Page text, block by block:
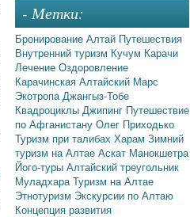
- Метки:
Бронирование Алтай Путешествия
Внутренний туризм Кучум Карачи
Лечение Оздоровление
Карачинская Алтайский Марс
ЭкотропаДжангыз-Тобе
Квадроциклы Джипинг Путешествие
по Афганистану Олег Приходько
Туризм при талибах Харам Зимний
туризм на Алтае Аскат Манокшетра
Його-туры Алтайский треугольник
МуладхараТуризм на Алтае
Этнотуризм Экскурсии по Алтаю
Концепция развития